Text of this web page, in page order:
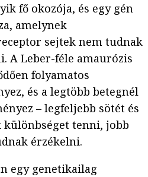
fő okozója, és egy gén
amelynek
sejtek nem tudnak
A Leber-féle amaurózis
folyamatos
és a legtöbb betegnél
– legfeljebb sötét és
tenni, jobb
érzékelni.
egy genetikailag